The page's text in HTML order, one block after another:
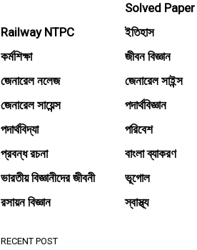
Solved Paper
Railway NTPC
ইতিহাস
কর্মশিক্ষা
জীবন বিজ্ঞান
জেনারেল নলেজ
জেনারেল সাইন্স
জেনারেল সায়েন্স
পদার্থবিজ্ঞান
পদার্থবিদ্যা
পরিবেশ
প্রবন্ধ রচনা
বাংলা ব্যাকরণ
ভারতীয় বিজ্ঞানীদের জীবনী
ভূগোল
রসায়ন বিজ্ঞান
স্বাস্থ্য
RECENT POST